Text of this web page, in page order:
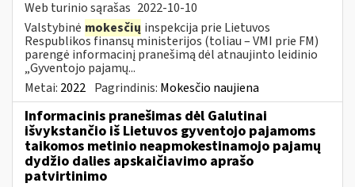
Web turinio sąrašas 2022-10-10
Valstybinė mokesčių inspekcija prie Lietuvos
Respublikos finansų ministerijos (toliau – VMI prie FM)
parengė informacinį pranešimą dėl atnaujinto leidinio
„Gyventojo pajamų...
Metai: 2022 Pagrindinis: Mokesčio naujiena
Informacinis pranešimas dėl Galutinai
išvykstančio iš Lietuvos gyventojo pajamoms
taikomos metinio neapmokestinamojo pajamų
dydžio dalies apskaičiavimo aprašo
patvirtinimo